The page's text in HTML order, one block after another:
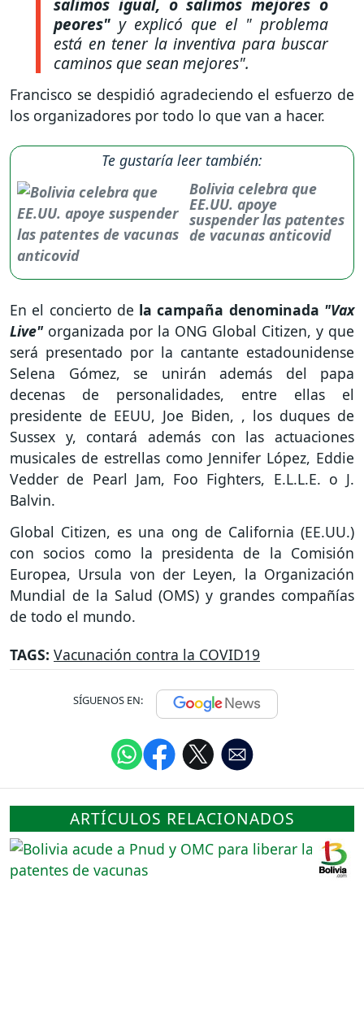
salimos igual, o salimos mejores o
peores" y explicó que el " problema
está en tener la inventiva para buscar
caminos que sean mejores".
Francisco se despidió agradeciendo el esfuerzo de
los organizadores por todo lo que van a hacer.
Te gustaría leer también:
Bolivia celebra que
EE.UU. apoye
suspender las patentes
de vacunas anticovid
En el concierto de la campaña denominada "Vax
Live" organizada por la ONG Global Citizen, y que
será presentado por la cantante estadounidense
Selena Gómez, se unirán además del papa
decenas de personalidades, entre ellas el
presidente de EEUU, Joe Biden, , los duques de
Sussex y, contará además con las actuaciones
musicales de estrellas como Jennifer López, Eddie
Vedder de Pearl Jam, Foo Fighters, E.L.L.E. o J.
Balvin.
Global Citizen, es una ong de California (EE.UU.)
con socios como la presidenta de la Comisión
Europea, Ursula von der Leyen, la Organización
Mundial de la Salud (OMS) y grandes compañías
de todo el mundo.
TAGS: Vacunación contra la COVID19
SÍGUENOS EN:
ARTÍCULOS RELACIONADOS